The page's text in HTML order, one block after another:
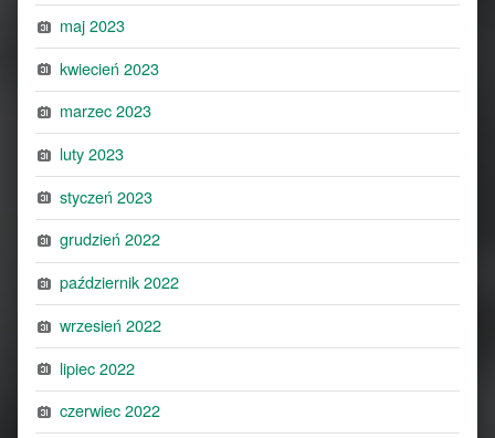
maj 2023
kwiecień 2023
marzec 2023
luty 2023
styczeń 2023
grudzień 2022
październik 2022
wrzesień 2022
lipiec 2022
czerwiec 2022